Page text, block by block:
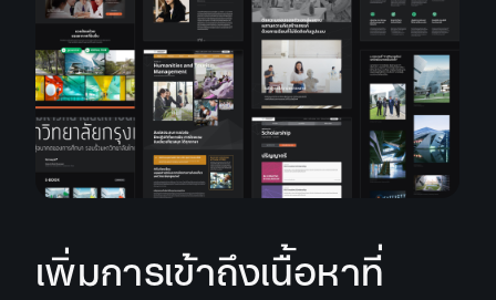
เพิ่มการเข้าถึงเนื้อหาที่